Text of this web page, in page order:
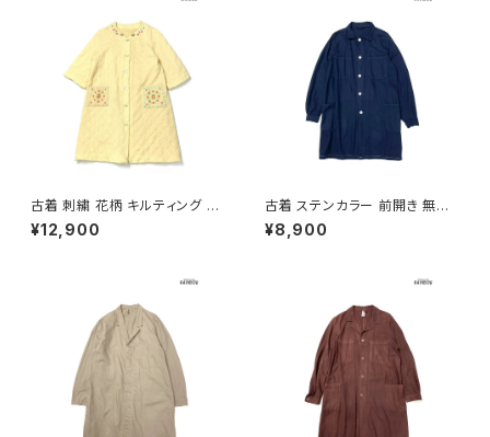
古着 刺繍 花柄 キルティング 長
袖 アウター ライトコート 黄 (ttu
2601133)
¥12,900
古着 ステンカラー 前開き 無地
コットン 長袖 アウター ライトコ
ート 紺 (ttu2601166)
¥8,900